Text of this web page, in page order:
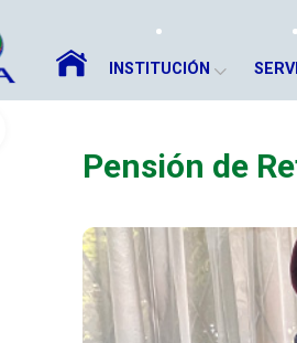
INSTITUCIÓN
Pensión de